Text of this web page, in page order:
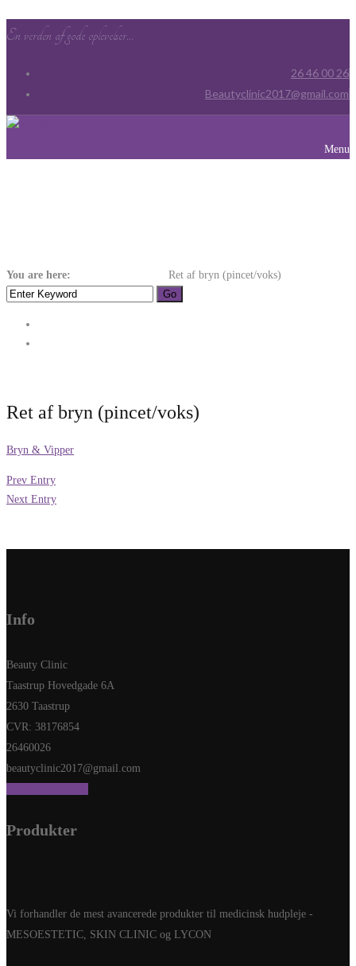
En verden af gode oplevelser...
26 46 00 26
Beautyclinic2017@gmail.com
Menu
You are here: Ret af bryn (pincet/voks)
Ret af bryn (pincet/voks)
Bryn & Vipper
Prev Entry
Next Entry
Info
Beauty Clinic
Taastrup Hovedgade 6A
2630 Taastrup
CVR: 38176854
26460026
beautyclinic2017@gmail.com
Produkter
Vi forhandler de mest avancerede produkter til medicinsk hudpleje -
MESOESTETIC, SKIN CLINIC og LYCON